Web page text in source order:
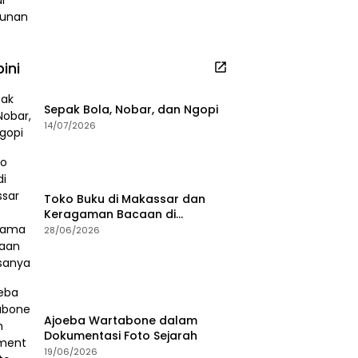
Sepak Bola, Nobar, dan Ngopi
14/07/2026
Toko Buku di Makassar dan
Keragaman Bacaan di
Masanya
28/06/2026
Ajoeba Wartabone dalam
Dokumentasi Foto Sejarah
19/06/2026